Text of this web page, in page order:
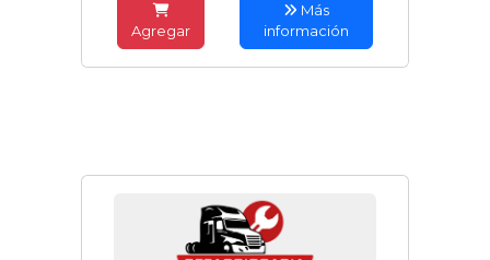
Agregar
Más
información